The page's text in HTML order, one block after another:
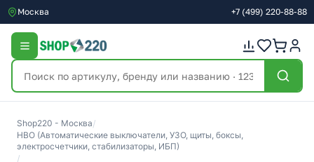
Москва +7 (499) 220-88-88
Shop220 - Москва/
НВО (Автоматические выключатели, УЗО, щиты, боксы,
электросчетчики, стабилизаторы, ИБП)
/